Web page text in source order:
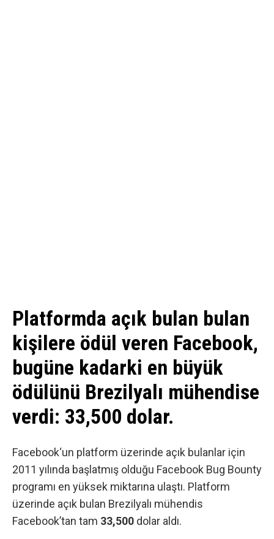
Platformda açık bulan bulan
kişilere ödül veren Facebook,
bugüne kadarki en büyük
ödülünü Brezilyalı mühendise
verdi: 33,500 dolar.
Facebook‘un platform üzerinde açık bulanlar için
2011 yılında başlatmış olduğu Facebook Bug Bounty
programı en yüksek miktarına ulaştı. Platform
üzerinde açık bulan Brezilyalı mühendis
Facebook’tan tam 33,500 dolar aldı.